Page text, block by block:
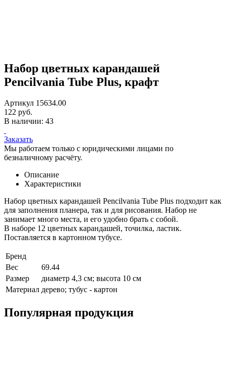
Набор цветных карандашей
Pencilvania Tube Plus, крафт
Артикул 15634.00
122 руб.
В наличии: 43
Заказать
Мы работаем только с юридическими лицами по
безналичному расчёту.
Описание
Характеристики
Набор цветных карандашей Pencilvania Tube Plus подходит как
для заполнения планера, так и для рисования. Набор не
занимает много места, и его удобно брать с собой.
В наборе 12 цветных карандашей, точилка, ластик.
Поставляется в картонном тубусе.
Бренд
Вес
69.44
Размер
диаметр 4,3 см; высота 10 см
Материал дерево; тубус - картон
Популярная продукция